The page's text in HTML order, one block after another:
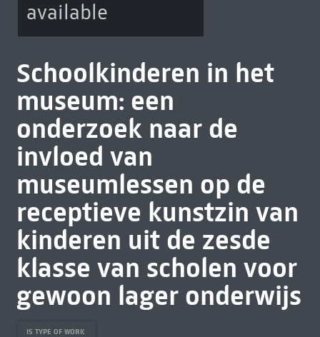
available
Schoolkinderen in het
museum: een
onderzoek naar de
invloed van
museumlessen op de
receptieve kunstzin van
kinderen uit de zesde
klasse van scholen voor
gewoon lager onderwijs
IS TYPE OF WORK